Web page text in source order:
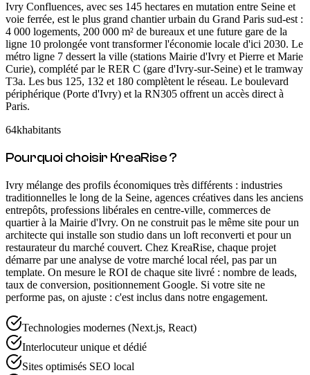
Ivry Confluences, avec ses 145 hectares en mutation entre Seine et
voie ferrée, est le plus grand chantier urbain du Grand Paris sud-est :
4 000 logements, 200 000 m² de bureaux et une future gare de la
ligne 10 prolongée vont transformer l'économie locale d'ici 2030. Le
métro ligne 7 dessert la ville (stations Mairie d'Ivry et Pierre et Marie
Curie), complété par le RER C (gare d'Ivry-sur-Seine) et le tramway
T3a. Les bus 125, 132 et 180 complètent le réseau. Le boulevard
périphérique (Porte d'Ivry) et la RN305 offrent un accès direct à
Paris.
64khabitants
Pourquoi choisir KreaRise ?
Ivry mélange des profils économiques très différents : industries
traditionnelles le long de la Seine, agences créatives dans les anciens
entrepôts, professions libérales en centre-ville, commerces de
quartier à la Mairie d'Ivry. On ne construit pas le même site pour un
architecte qui installe son studio dans un loft reconverti et pour un
restaurateur du marché couvert. Chez KreaRise, chaque projet
démarre par une analyse de votre marché local réel, pas par un
template. On mesure le ROI de chaque site livré : nombre de leads,
taux de conversion, positionnement Google. Si votre site ne
performe pas, on ajuste : c'est inclus dans notre engagement.
Technologies modernes (Next.js, React)
Interlocuteur unique et dédié
Sites optimisés SEO local